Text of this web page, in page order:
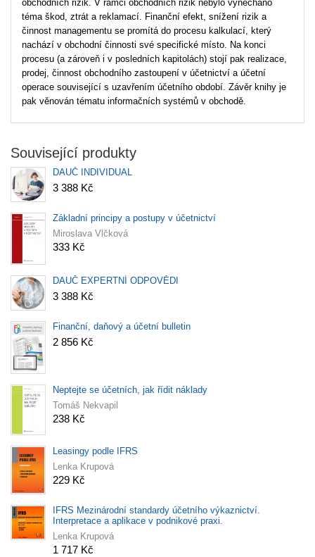
obchodních rizik. V rámci obchodních rizik nebylo vynecháno
téma škod, ztrát a reklamací. Finanční efekt, snížení rizik a
činnost managementu se promítá do procesu kalkulací, který
nachází v obchodní činnosti své specifické místo. Na konci
procesu (a zároveň i v posledních kapitolách) stojí pak realizace,
prodej, činnost obchodního zastoupení v účetnictví a účetní
operace související s uzavřením účetního období. Závěr knihy je
pak věnován tématu informačních systémů v obchodě.
Související produkty
DAUČ INDIVIDUAL
3 388 Kč
Základní principy a postupy v účetnictví
Miroslava Vlčková
333 Kč
DAUČ EXPERTNÍ ODPOVĚDI
3 388 Kč
Finanční, daňový a účetní bulletin
2 856 Kč
Neptejte se účetních, jak řídit náklady
Tomáš Nekvapil
238 Kč
Leasingy podle IFRS
Lenka Krupová
229 Kč
IFRS Mezinárodní standardy účetního výkaznictví.
Interpretace a aplikace v podnikové praxi.
Lenka Krupová
1 717 Kč